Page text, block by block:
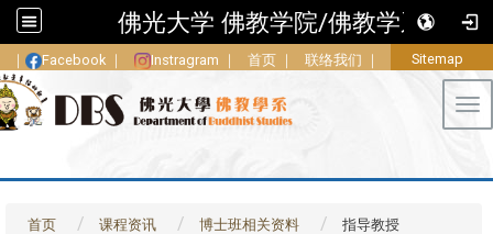
佛光大学 佛教学院/佛教学系
｜ Facebook ｜ Instragram ｜ 首页 ｜ 联络我们 ｜ Sitemap
首页 课程资讯 博士班相关资料 指导教授